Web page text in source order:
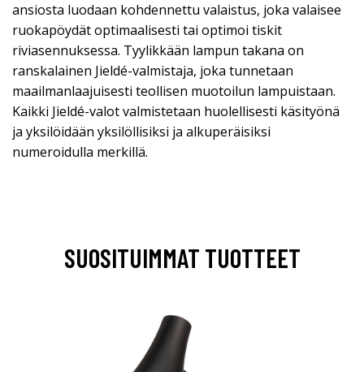
ansiosta luodaan kohdennettu valaistus, joka valaisee
ruokapöydät optimaalisesti tai optimoi tiskit
riviasennuksessa. Tyylikkään lampun takana on
ranskalainen Jieldé-valmistaja, joka tunnetaan
maailmanlaajuisesti teollisen muotoilun lampuistaan.
Kaikki Jieldé-valot valmistetaan huolellisesti käsityönä
ja yksilöidään yksilöllisiksi ja alkuperäisiksi
numeroidulla merkillä.
SUOSITUIMMAT TUOTTEET